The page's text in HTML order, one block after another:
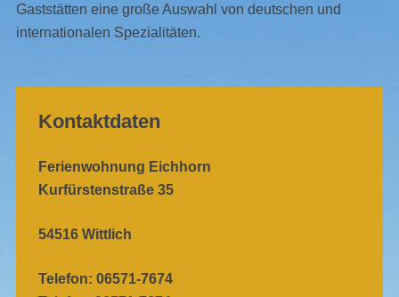
Gaststätten eine große Auswahl von deutschen und
internationalen Spezialitäten.
Kontaktdaten
Ferienwohnung Eichhorn
Kurfürstenstraße 35
54516 Wittlich
Telefon: 06571-7674